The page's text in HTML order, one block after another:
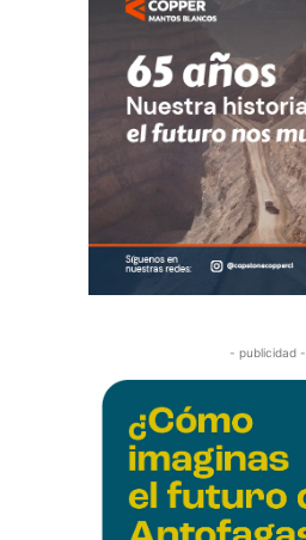
- publicidad -